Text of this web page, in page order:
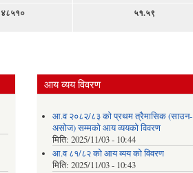
४८५१० ५१.५९
आय व्यय विवरण
आ.व २०८२/८३ को प्रथम त्रैमासिक (साउन-
असोज) सम्मको आय व्ययको विवरण
मिति:2025/11/03 - 10:44
आ.व ८१/८२ को आय व्यय को विवरण
मिति:2025/11/03 - 10:43